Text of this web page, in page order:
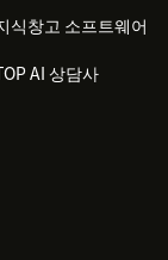
식창고 소프트웨어
AI 상담사